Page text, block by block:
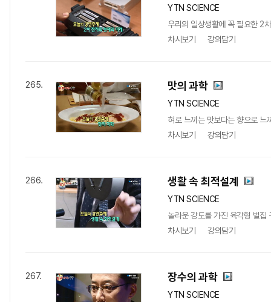
YTN SCIENCE
우리의 일상생활에 꼭 필요한 2
차시보기
강의담기
265. 맛의 과학
YTN SCIENCE
혀로 느끼는 맛보다는 향으로
차시보기
강의담기
266. 생활 속 최적설계
YTN SCIENCE
놀라운 강도를 가진 육각형 벌
차시보기
강의담기
267. 장수의 과학
YTN SCIENCE